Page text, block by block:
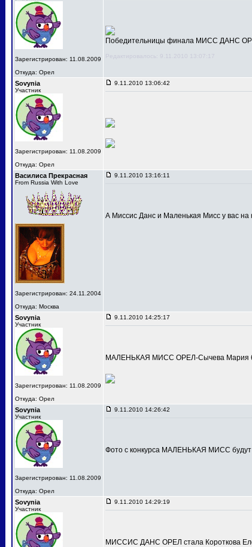
Зарегистрирован: 11.08.2009
Откуда: Орел
Победительницы финала МИСС ДАНС
Редактировалось: 9.11.2010 13:07:17
Sovynia
Участник
Зарегистрирован: 11.08.2009
Откуда: Орел
9.11.2010 13:06:42
Василиса Прекрасная
From Russia With Love
Зарегистрирован: 24.11.2004
Откуда: Москва
9.11.2010 13:16:11
А Миссис Данс и Маленькая Мисс у вас на
Sovynia
Участник
Зарегистрирован: 11.08.2009
Откуда: Орел
9.11.2010 14:25:17
МАЛЕНЬКАЯ МИСС ОРЕЛ-Сычева Мария
Sovynia
Участник
Зарегистрирован: 11.08.2009
Откуда: Орел
9.11.2010 14:26:42
Фото с конкурса МАЛЕНЬКАЯ МИСС будут
Sovynia
Участник
9.11.2010 14:29:19
МИССИС ДАНС ОРЕЛ стала Короткова